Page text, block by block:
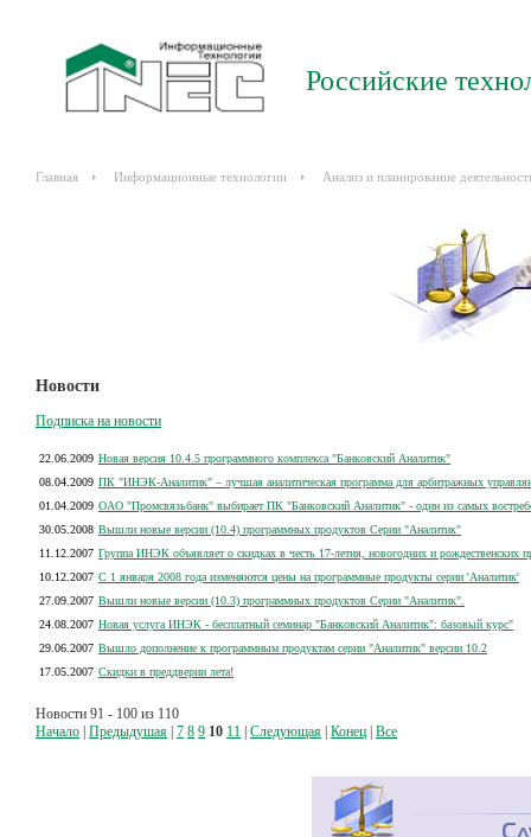
Российские
Главная Информационные технологии Анализ и планирование
Новости
Подписка на новости
22.06.2009 Новая версия 10.4.5 программного комплекса "Банковский Аналитик"
08.04.2009 ПК "ИНЭК-Аналитик" – лучшая аналитическая программа для арбитражных
01.04.2009 ОАО "Промсвязьбанк" выбирает ПК "Банковский Аналитик" - один из самых
30.05.2008 Вышли новые версии (10.4) программных продуктов Серии "Аналитик"
11.12.2007 Группа ИНЭК объявляет о скидках в честь 17-летия, новогодних и рождественских
10.12.2007 С 1 января 2008 года изменяются цены на программные продукты серии 'Аналитик'
27.09.2007 Вышли новые версии (10.3) программных продуктов Серии "Аналитик".
24.08.2007 Новая услуга ИНЭК - бесплатный семинар "Банковский Аналитик": базовый курс"
29.06.2007 Вышло дополнение к программным продуктам серии "Аналитик" версии 10.2
17.05.2007 Скидки в преддверии лета!
Новости 91 - 100 из 110
Начало Предыдушая 7 8 9 10 11 Следующая Конец Все